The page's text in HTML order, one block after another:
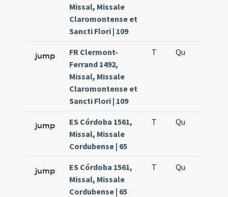
Missal, Missale
Claromontense et
Sancti Flori | 109
jump
FR Clermont-
Ferrand 1492,
Missal, Missale
Claromontense et
Sancti Flori | 109
T Qu
jump
ES Córdoba 1561,
Missal, Missale
Cordubense | 65
T Qu
jump
ES Córdoba 1561,
Missal, Missale
Cordubense | 65
T Qu